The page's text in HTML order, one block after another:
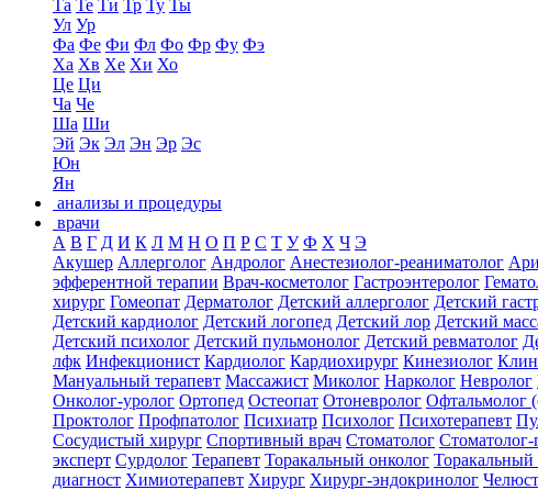
Та Те Ти Тр Ту Ты
Ул Ур
Фа Фе Фи Фл Фо Фр Фу Фэ
Ха Хв Хе Хи Хо
Це Ци
Ча Че
Ша Ши
Эй Эк Эл Эн Эр Эс
Юн
Ян
анализы и процедуры
врачи
А В Г Д И К Л М Н О П Р С Т У Ф Х Ч Э
Акушер Аллерголог Андролог Анестезиолог-реаниматолог
эфферентной терапии Врач-косметолог Гастроэнтеролог
хирург Гомеопат Дерматолог Детский аллерголог Детский
Детский кардиолог Детский логопед Детский лор Детский
Детский психолог Детский пульмонолог Детский ревматолог
лфк Инфекционист Кардиолог Кардиохирург Кинезиолог
Мануальный терапевт Массажист Миколог Нарколог Невролог
Онколог-уролог Ортопед Остеопат Отоневролог Офтальмолог
Проктолог Профпатолог Психиатр Психолог Психотерапевт
Сосудистый хирург Спортивный врач Стоматолог Стоматолог-
эксперт Сурдолог Терапевт Торакальный онколог Торакальный
диагност Химиотерапевт Хирург Хирург-эндокринолог